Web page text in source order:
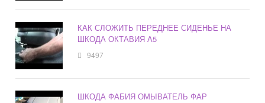
КАК СЛОЖИТЬ ПЕРЕДНЕЕ СИДЕНЬЕ НА
ШКОДА ОКТАВИЯ А5
9497
ШКОДА ФАБИЯ ОМЫВАТЕЛЬ ФАР